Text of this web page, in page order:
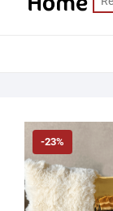
-23%